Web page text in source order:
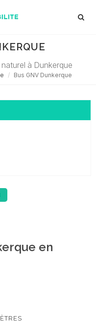
à Dunkerque
Bus GNV Dunkerque
en